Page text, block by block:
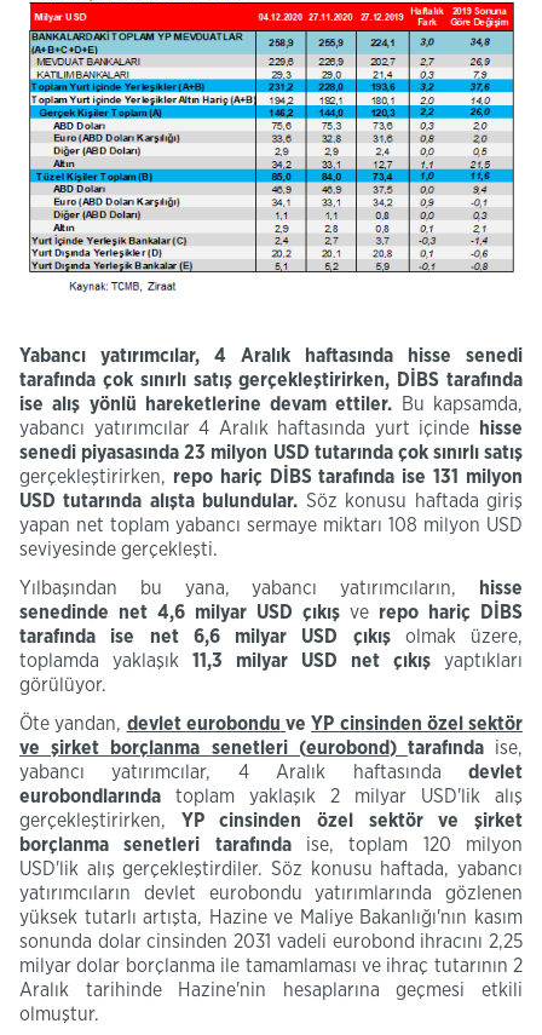
Yabancı yatırımcılar, 4 Aralık haftasında hisse senedi
tarafında çok sınırlı satış gerçekleştirirken, DİBS tarafında
ise alış yönlü hareketlerine devam ettiler.
Bu kapsamda,
yabancı yatırımcılar 4 Aralık haftasında yurt içinde
hisse
senedi piyasasında23 milyon USD tutarında çok sınırlı satış
gerçekleştirirken, repo hariç DİBS tarafında ise 131 milyon
USD tutarında alışta bulundular. Söz konusu haftada giriş
yapan net toplam yabancı sermaye miktarı 108 milyon USD
seviyesinde gerçekleşti.
Yılbaşından bu yana, yabancı yatırımcıların,
hisse
senedinde net 4,6 milyar USD çıkış ve repo hariç DİBS
tarafında ise net 6,6 milyar USD çıkışolmak üzere,
toplamda yaklaşık 11,3 milyar USD net çıkış yaptıkları
görülüyor.
Öte yandan, devlet eurobondu veYP cinsinden özel sektör
ve şirket
borçlanma senetleri (eurobond) tarafında ise,
yabancı yatırımcılar, 4 Aralık haftasında devlet
eurobondlarında
toplam
yaklaşık 2 milyar USD'lik alış
gerçekleştirirken, YP cinsinden özel sektör ve şirket
borçlanma senetleri tarafındaise, toplam 120 milyon
USD'lik alış gerçekleştirdiler. Söz konusu haftada, yabancı
yatırımcıların devlet eurobondu yatırımlarında gözlenen
yüksek tutarlı artışta, Hazine ve Maliye Bakanlığı'nın kasım
sonunda dolar cinsinden 2031 vadeli eurobond ihracını 2,25
milyar dolar borçlanma ile tamamlaması ve ihraç tutarının 2
Aralık tarihinde Hazine'nin hesaplarına geçmesi etkili
olmuştur.